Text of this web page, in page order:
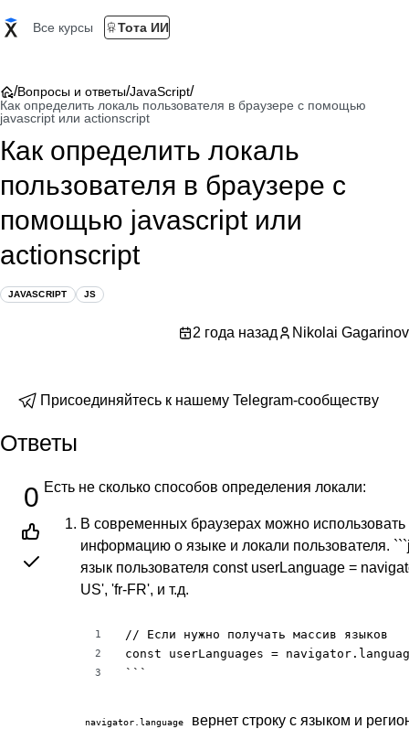
Все курсы Тота ИИ
/Вопросы и ответы/JavaScript/
Как определить локаль пользователя в браузере с помощью
javascript или actionscript
Как определить локаль
пользователя в браузере с
помощью javascript или
actionscript
JAVASCRIPT JS
2 года назад Nikolai Gagarinov
Присоединяйтесь к нашему Telegram-сообществу
Ответы
0 Есть не сколько способов определения локали:
В современных браузерах можно
информацию о языке и локали пользователя.
язык пользователя const userLanguage =
US', 'fr-FR', и т.д.
1
2
3
// Если нужно получать массив языков
const userLanguages =
```
navigator.language
вернет строку с языком и